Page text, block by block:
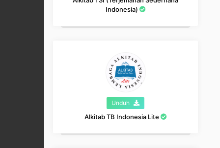
Indonesia)
Unduh
Alkitab TB Indonesia Lite